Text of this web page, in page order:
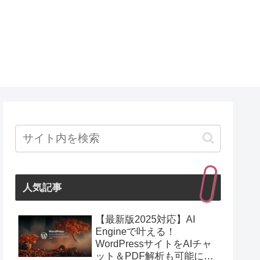
人気記事
【最新版2025対応】AI
Engineで叶える！
WordPressサイトをAIチャ
ット＆PDF解析も可能にす